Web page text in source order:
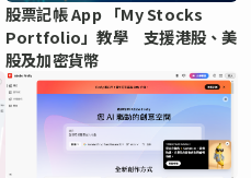
股票記帳 App 「My Stocks
Portfolio」教學 支援港股、美
股及加密貨幣